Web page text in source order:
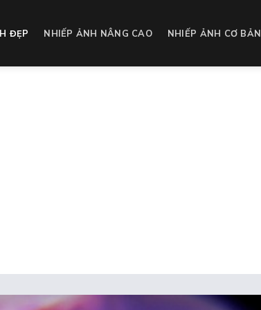
ĐẸP NHIẾP ẢNH NÂNG CAO NHIẾP ẢNH CƠ BẢN